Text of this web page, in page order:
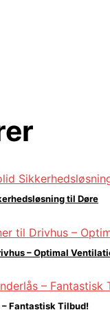
til Døre
– Optimal
Fantastisk Tilbud!